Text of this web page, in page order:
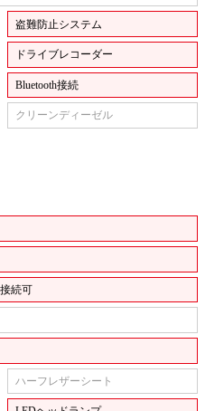
盗難防止システム
ドライブレコーダー
Bluetooth接続
クリーンディーゼル
続可
ハーフレザーシート